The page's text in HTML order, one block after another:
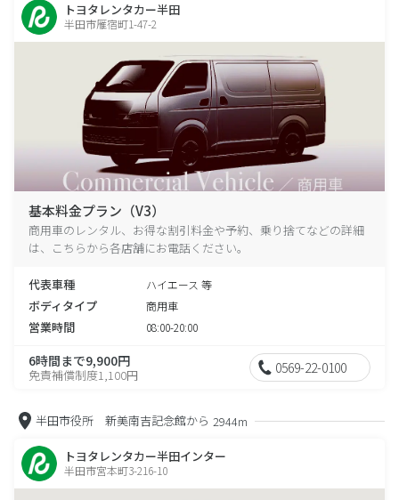
トヨタレンタカー半田
半田市雁宿町1-47-2
基本料金プラン（V3）
商用車のレンタル、お得な割引料金や予約、乗り捨てなどの詳細
は、こちらから各店舗にお電話ください。
代表車種 ハイエース 等
ボディタイプ 商用車
営業時間 08:00-20:00
6時間まで9,900円
免責補償制度1,100円 0569-22-0100
半田市役所 新美南吉記念館から 2944m
トヨタレンタカー半田インター
半田市宮本町3-216-10